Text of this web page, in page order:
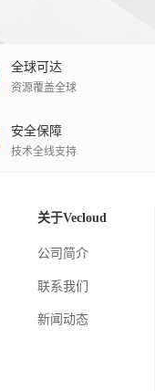
全球可达
资源覆盖全球
安全保障
技术全线支持
关于Vecloud
公司简介
联系我们
新闻动态